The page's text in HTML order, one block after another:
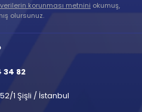
korunması metnini okumuş,
olursunuz.
34 82
1 Şişli / İstanbul